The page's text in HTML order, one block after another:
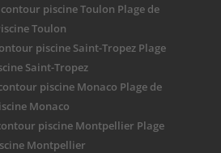
piscine Toulon Plage de
Toulon
piscine Saint-Tropez Plage
Saint-Tropez
piscine Monaco Plage de
Monaco
piscine Montpellier Plage
Montpellier